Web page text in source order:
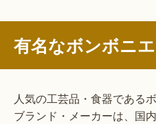
有名なボンボニ
人気の工芸品・食器である
ブランド・メーカーは、国